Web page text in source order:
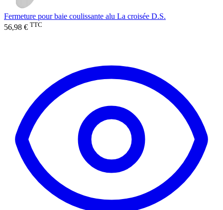
Fermeture pour baie coulissante alu La croisée D.S.
56,98 € TTC